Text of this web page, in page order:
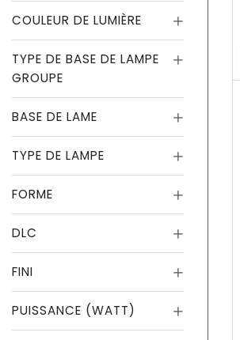
COULEUR DE LUMIÈRE
TYPE DE BASE DE LAMPE
GROUPE
BASE DE LAME
TYPE DE LAMPE
FORME
DLC
FINI
PUISSANCE (WATT)